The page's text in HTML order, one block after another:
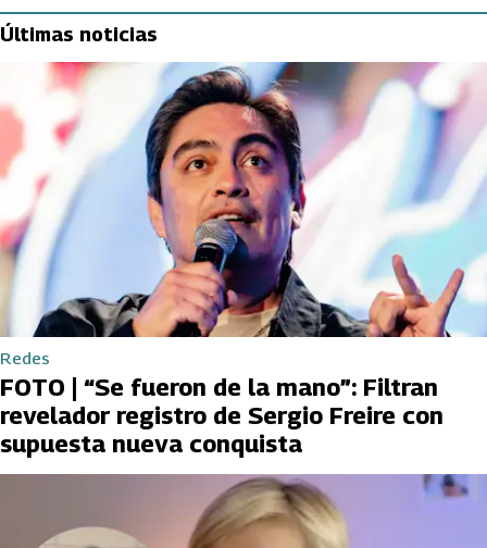
Últimas noticias
Redes
FOTO | “Se fueron de la mano”: Filtran
revelador registro de Sergio Freire con
supuesta nueva conquista